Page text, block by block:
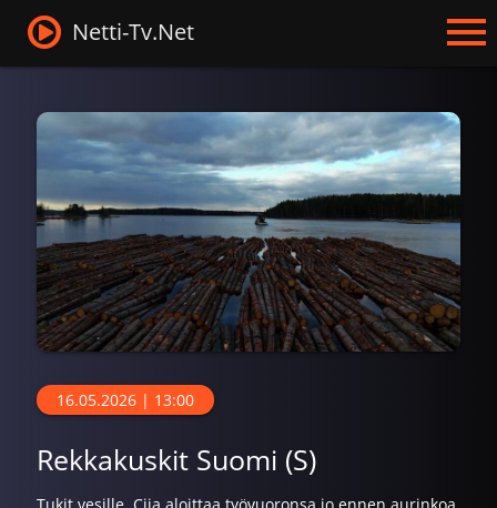
Netti-Tv.Net
16.05.2026 | 13:00
Rekkakuskit Suomi (S)